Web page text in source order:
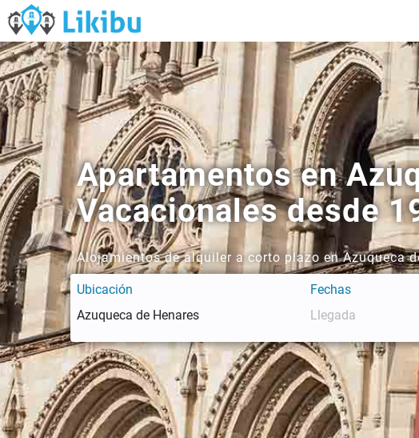
Apartamentos en
Vacacionales desde
Alojamientos de alquiler a corto plazo en Azuqueca
Ubicación Fechas